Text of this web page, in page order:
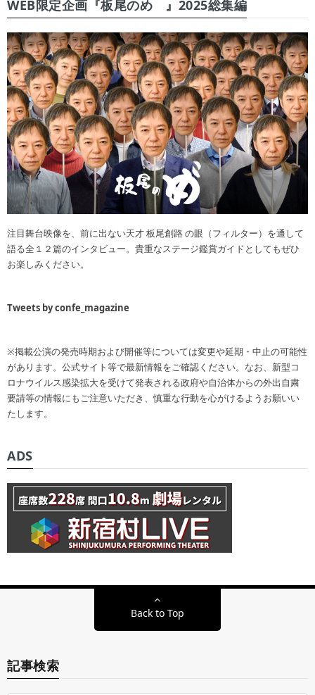
WEB限定企画『板尾のめ゙』2025総集編
注目舞台映像を、前に出ない天才 板尾創路 の眼（フィルター）を通して
語る全１２篇のインタビュー。貴重なステージ鑑賞ガイドとしてもぜひ
お楽しみください。
Tweets by confe_magazine
※掲載公演の発売時期および開催等については変更や延期・中止の可能性
があります。公式サイト等で最新情報をご確認ください。なお、新型コ
ロナウイルス感染拡大を受けて発表される政府や自治体からの外出自粛
要請等の情報にもご注意いただき、慎重な行動を心がけるようお願いい
たします。
ADS
Back to Top
記事検索